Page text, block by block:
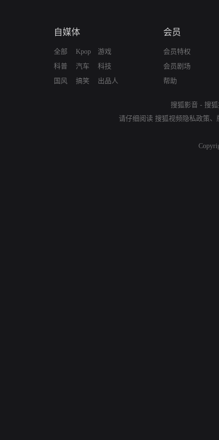
自媒体
全部
科普
国风
Kpop
汽车
搞笑
游戏
科技
出品人
会员
会员特权
会员剧场
帮助
搜狐影音 - 搜
请仔细阅读 搜狐视频隐私政策、